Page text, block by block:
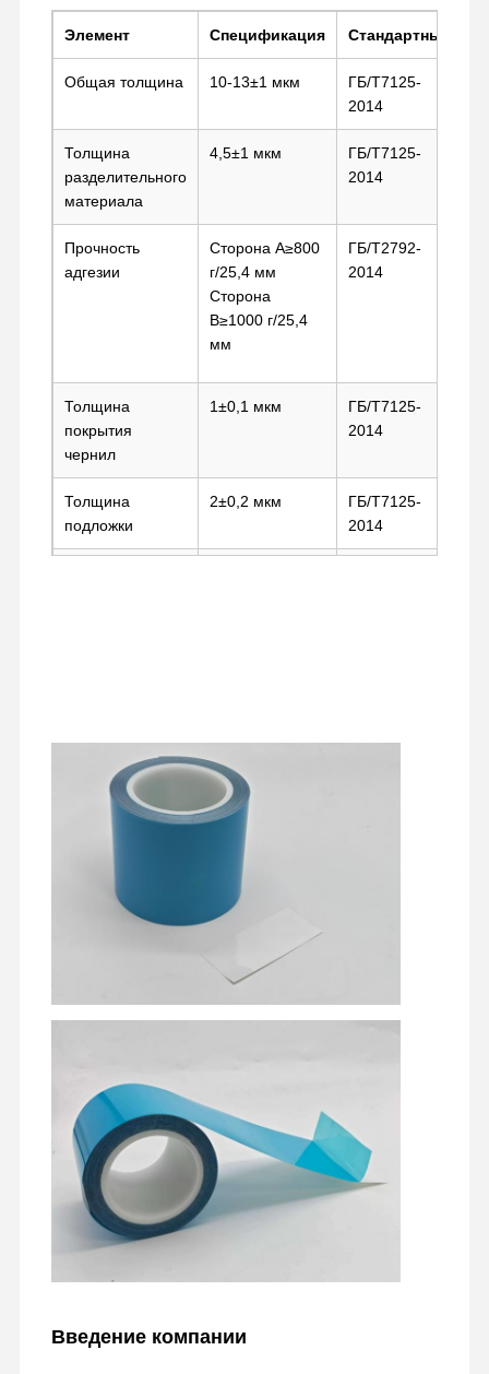
фильмы для выпуска
Фильм PU
Силиконовая пленка
Акриловый фильм
Синяя защитная пленка
Промышленная лента
ПИТОМЕЦ фильм ПЭТ
5
Клей
стороны B
Акриловый
клей
6
Релиз
фильма
Синяя ПЭТ-
пленка (36
мкм)
Элемент Спецификация Стандартный
Общая толщина 10-13±1 мкм
ГБ/Т7125-
2014
Толщина
разделительного
материала
4,5±1 мкм
ГБ/Т7125-
2014
Прочность
адгезии
Сторона A≥800
г/25,4 мм
Сторона
B≥1000 г/25,4
мм
ГБ/Т2792-
2014
Толщина
покрытия
чернил
1±0,1 мкм
ГБ/Т7125-
2014
Толщина
подложки
2±0,2 мкм
ГБ/Т7125-
2014
влажность
50±5%,
стальная
пластина, 300
мм/мин
Введение компании